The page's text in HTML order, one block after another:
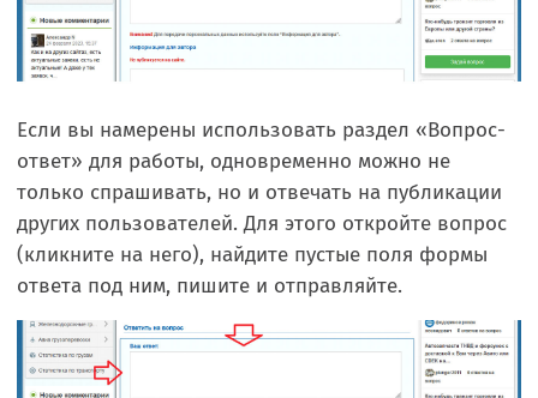
Если вы намерены использовать раздел «Вопрос-
ответ» для работы, одновременно можно не
только спрашивать, но и отвечать на публикации
других пользователей. Для этого откройте вопрос
(кликните на него), найдите пустые поля формы
ответа под ним, пишите и отправляйте.